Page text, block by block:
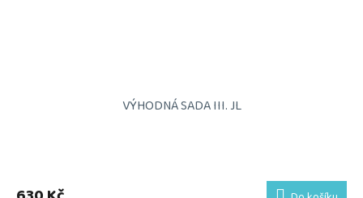
VÝHODNÁ SADA III. JL
produktu